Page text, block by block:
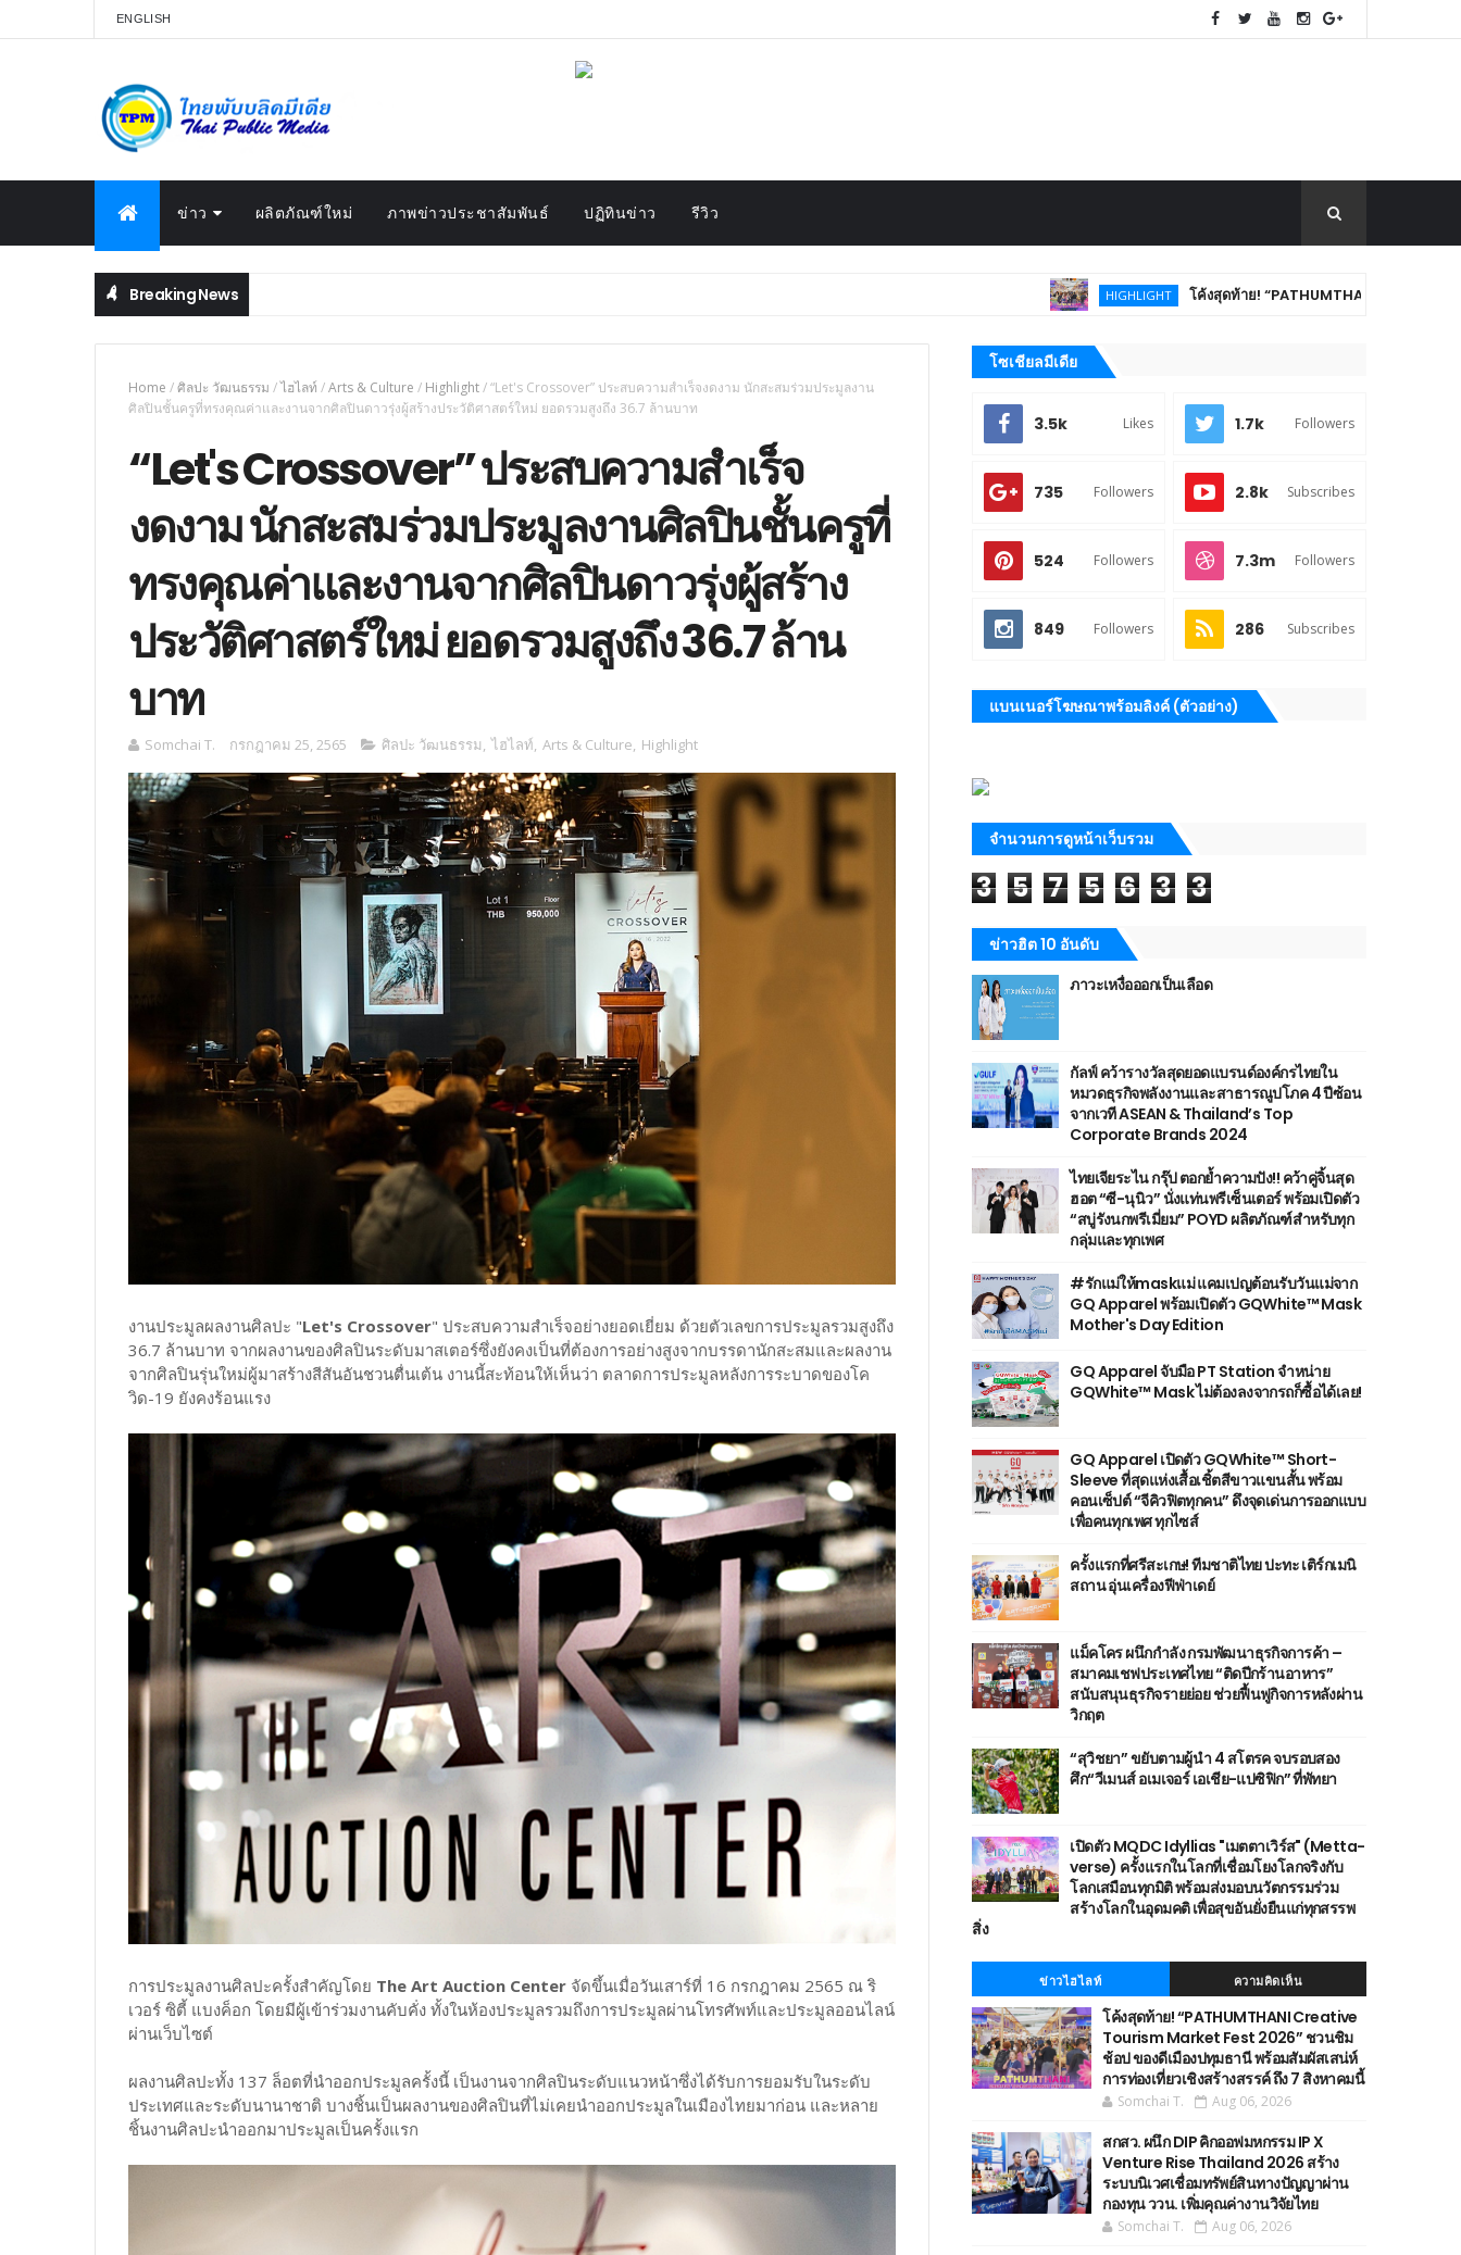
ENGLISH
ข่าว ผลิตภัณฑ์ใหม่ ภาพข่าวประชาสัมพันธ์ ปฏิทินข่าว รีวิว
Breaking News HIGHLIGHT โค้งสุดท้าย! “PATHUMTHANI Creative Tourism
Home /ศิลปะ วัฒนธรรม /ไฮไลท์ /Arts & Culture / Highlight/“Let's Crossover” ประสบความสำเร็จงดงาม นักสะสมร่วมประมูลงาน
ศิลปินชั้นครูที่ทรงคุณค่าและงานจากศิลปินดาวรุ่งผู้สร้างประวัติศาสตร์ใหม่ ยอดรวมสูงถึง 36.7 ล้านบาท
“Let's Crossover” ประสบความสำเร็จ
งดงาม นักสะสมร่วมประมูลงานศิลปินชั้นครูที่
ทรงคุณค่าและงานจากศิลปินดาวรุ่งผู้สร้าง
ประวัติศาสตร์ใหม่ ยอดรวมสูงถึง 36.7 ล้าน
บาท
Somchai T. กรกฎาคม 25, 2565 ศิลปะ วัฒนธรรม, ไฮไลท์, Arts & Culture, Highlight
งานประมูลผลงานศิลปะ "Let's Crossover" ประสบความสำเร็จอย่างยอดเยี่ยม ด้วยตัวเลขการประมูลรวมสูงถึง
36.7 ล้านบาท จากผลงานของศิลปินระดับมาสเตอร์ซึ่งยังคงเป็นที่ต้องการอย่างสูงจากบรรดานักสะสมและผลงาน
จากศิลปินรุ่นใหม่ผู้มาสร้างสีสันอันชวนตื่นเต้น งานนี้สะท้อนให้เห็นว่า ตลาดการประมูลหลังการระบาดของโค
วิด-19 ยังคงร้อนแรง
การประมูลงานศิลปะครั้งสำคัญโดย The Art Auction Center จัดขึ้นเมื่อวันเสาร์ที่ 16 กรกฎาคม 2565 ณ ริ
เวอร์ ซิตี้ แบงค็อก โดยมีผู้เข้าร่วมงานคับคั่ง ทั้งในห้องประมูลรวมถึงการประมูลผ่านโทรศัพท์และประมูลออนไลน์
ผ่านเว็บไซต์
ผลงานศิลปะทั้ง 137 ล็อตที่นำออกประมูลครั้งนี้ เป็นงานจากศิลปินระดับแนวหน้าซึ่งได้รับการยอมรับในระดับ
ประเทศและระดับนานาชาติ บางชิ้นเป็นผลงานของศิลปินที่ไม่เคยนำออกประมูลในเมืองไทยมาก่อน และหลาย
ชิ้นงานศิลปะนำออกมาประมูลเป็นครั้งแรก
โซเชียลมีเดีย
3.5k Likes 1.7k Followers
735 Followers 2.8k Subscribes
524 Followers 7.3m Followers
849 Followers 286 Subscribes
แบนเนอร์โฆษณาพร้อมลิงค์ (ตัวอย่าง)
จำนวนการดูหน้าเว็บรวม
3 5 7 5 6 3 3
ข่าวฮิต 10 อันดับ
ภาวะเหงื่อออกเป็นเลือด
กัลฟ์ คว้ารางวัลสุดยอดแบรนด์องค์กรไทยใน
หมวดธุรกิจพลังงานและสาธารณูปโภค 4 ปีซ้อน
จากเวที ASEAN & Thailand’s Top
Corporate Brands 2024
ไทยเจียระไน กรุ๊ป ตอกย้ำความปัง!! คว้าคู่จิ้นสุด
ฮอต “ซี-นุนิว” นั่งแท่นพรีเซ็นเตอร์ พร้อมเปิดตัว
“สบู่รังนกพรีเมี่ยม” POYD ผลิตภัณฑ์สำหรับทุก
กลุ่มและทุกเพศ
#รักแม่ให้maskแม่ แคมเปญต้อนรับวันแม่จาก
GQ Apparel พร้อมเปิดตัว GQWhite™ Mask
Mother's Day Edition
GQ Apparel จับมือ PT Station จำหน่าย
GQWhite™ Mask ไม่ต้องลงจากรถก็ซื้อได้เลย!
GQ Apparel เปิดตัว GQWhite™ Short-
Sleeve ที่สุดแห่งเสื้อเชิ้ตสีขาวแขนสั้น พร้อม
คอนเซ็ปต์ “จีคิวฟิตทุกคน” ดึงจุดเด่นการออกแบบ
เพื่อคนทุกเพศ ทุกไซส์
ครั้งแรกที่ศรีสะเกษ! ทีมชาติไทย ปะทะ เติร์กเมนิ
สถาน อุ่นเครื่องฟีฟ่าเดย์
แม็คโคร ผนึกกำลัง กรมพัฒนาธุรกิจการค้า –
สมาคมเชฟประเทศไทย “ติดปีกร้านอาหาร”
สนับสนุนธุรกิจรายย่อย ช่วยฟื้นฟูกิจการหลังผ่าน
วิกฤต
“สุวิชยา” ขยับตามผู้นำ 4 สโตรค จบรอบสอง
ศึก“วีเมนส์ อเมเจอร์ เอเชีย-แปซิฟิก” ที่พัทยา
เปิดตัว MQDC Idyllias "เมตตาเวิร์ส" (Metta-
verse) ครั้งแรกในโลกที่เชื่อมโยงโลกจริงกับ
โลกเสมือนทุกมิติ พร้อมส่งมอบนวัตกรรมร่วม
สร้างโลกในอุดมคติ เพื่อสุขอันยั่งยืนแก่ทุกสรรพ
สิ่ง
ข่าวไฮไลท์ ความคิดเห็น
โค้งสุดท้าย! “PATHUMTHANI Creative
Tourism Market Fest 2026” ชวนชิม
ช้อป ของดีเมืองปทุมธานี พร้อมสัมผัสเสน่ห์
การท่องเที่ยวเชิงสร้างสรรค์ ถึง 7 สิงหาคมนี้
Somchai T. Aug 06, 2026
สกสว. ผนึก DIP คิกออฟมหกรรม IP X
Venture Rise Thailand 2026 สร้าง
ระบบนิเวศเชื่อมทรัพย์สินทางปัญญาผ่าน
กองทุน ววน. เพิ่มคุณค่างานวิจัยไทย
Somchai T. Aug 06, 2026